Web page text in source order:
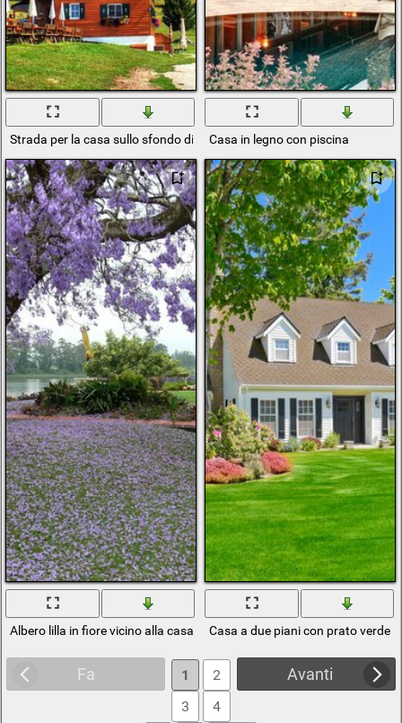
Strada per la casa sullo sfondo di un paesaggio montano
Casa in legno con piscina
Albero lilla in fiore vicino alla casa sul lagoCasa a due piani con prato verde
Fa Avanti
1
2
3
4